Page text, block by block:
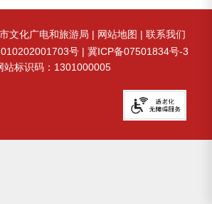
文化广电和旅游局 | 网站地图 | 联系我们
号| 冀ICP备07501834号-3
站标识码：1301000005